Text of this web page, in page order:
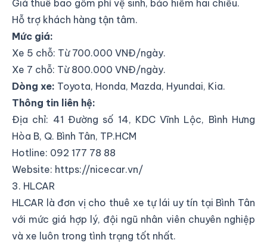
Giá thuê bao gồm phí vệ sinh, bảo hiểm hai chiều.
Hỗ trợ khách hàng tận tâm.
Mức giá:
Xe 5 chỗ: Từ 700.000 VNĐ/ngày.
Xe 7 chỗ: Từ 800.000 VNĐ/ngày.
Dòng xe: Toyota, Honda, Mazda, Hyundai, Kia.
Thông tin liên hệ:
Địa chỉ: 41 Đường số 14, KDC Vĩnh Lộc, Bình Hưng
Hòa B, Q. Bình Tân, TP.HCM
Hotline: 092 177 78 88
Website: https://nicecar.vn/
3. HLCAR
HLCAR là đơn vị cho thuê xe tự lái uy tín tại Bình Tân
với mức giá hợp lý, đội ngũ nhân viên chuyên nghiệp
và xe luôn trong tình trạng tốt nhất.